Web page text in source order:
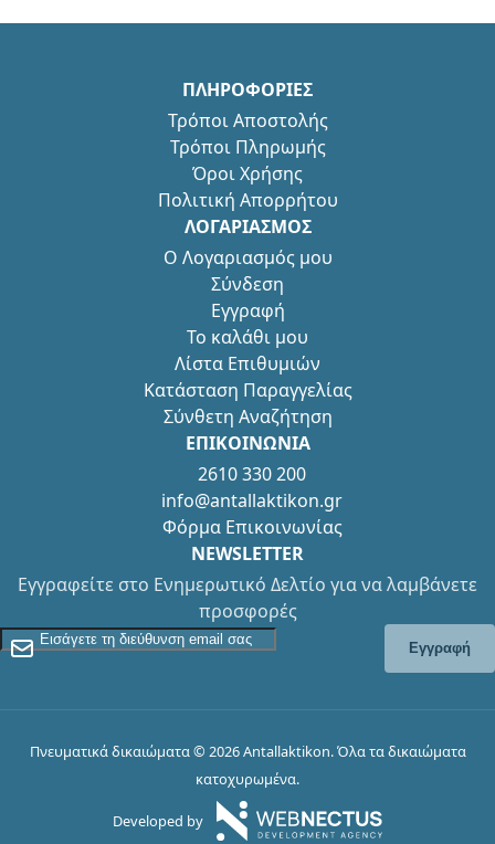
ΠΛΗΡΟΦΟΡΙΕΣ
Τρόποι Αποστολής
Τρόποι Πληρωμής
Όροι Χρήσης
Πολιτική Απορρήτου
ΛΟΓΑΡΙΑΣΜΟΣ
Ο Λογαριασμός μου
Σύνδεση
Εγγραφή
Το καλάθι μου
Λίστα Επιθυμιών
Κατάσταση Παραγγελίας
Σύνθετη Αναζήτηση
ΕΠΙΚΟΙΝΩΝΙΑ
2610 330 200
info@antallaktikon.gr
Φόρμα Επικοινωνίας
NEWSLETTER
Εγγραφείτε στο Ενημερωτικό Δελτίο για να λαμβάνετε
προσφορές
Εγγραφείτε στο Newsletter
Εγγραφή
Πνευματικά δικαιώματα © 2026 Antallaktikon. Όλα τα δικαιώματα
κατοχυρωμένα.
Developed by